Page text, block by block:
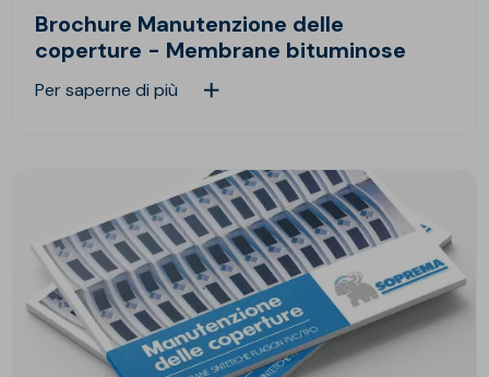
Brochure Manutenzione delle
coperture - Membrane bituminose
Per saperne di più